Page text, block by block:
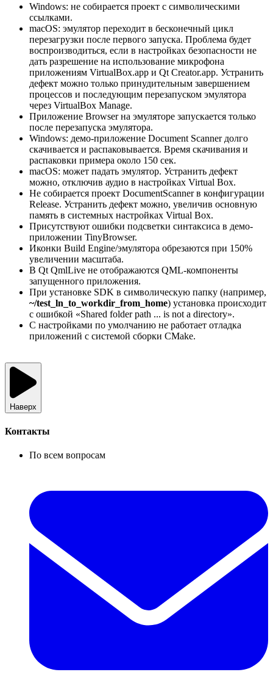
Windows: не собирается проект с символическими
ссылками.
macOS: эмулятор переходит в бесконечный цикл
перезагрузки после первого запуска. Проблема будет
воспроизводиться, если в настройках безопасности не
дать разрешение на использование микрофона
приложениям VirtualBox.app и Qt Creator.app. Устранить
дефект можно только принудительным завершением
процессов и последующим перезапуском эмулятора
через VirtualBox Manage.
Приложение Browser на эмуляторе запускается только
после перезапуска эмулятора.
Windows: демо-приложение Document Scanner долго
скачивается и распаковывается. Время скачивания и
распаковки примера около 150 сек.
macOS: может падать эмулятор. Устранить дефект
можно, отключив аудио в настройках Virtual Box.
Не собирается проект DocumentScanner в конфигурации
Release. Устранить дефект можно, увеличив основную
память в системных настройках Virtual Box.
Присутствуют ошибки подсветки синтаксиса в демо-
приложении TinyBrowser.
Иконки Build Engine/эмулятора обрезаются при 150%
увеличении масштаба.
В Qt QmlLive не отображаются QML-компоненты
запущенного приложения.
При установке SDK в символическую папку (например,
~/test_ln_to_workdir_from_home) установка происходит
с ошибкой «Shared folder path ... is not a directory».
С настройками по умолчанию не работает отладка
приложений с системой сборки CMake.
Наверх
Контакты
По всем вопросам